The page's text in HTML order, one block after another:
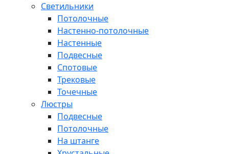
Светильники
Потолочные
Настенно-потолочные
Настенные
Подвесные
Спотовые
Трековые
Точечные
Люстры
Подвесные
Потолочные
На штанге